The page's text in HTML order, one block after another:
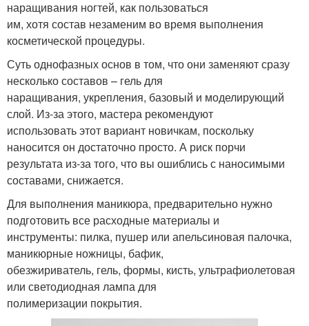
наращивания ногтей, как пользоваться
им, хотя состав незаменим во время выполнения
косметической процедуры.
Суть однофазных основ в том, что они заменяют сразу
несколько составов – гель для
наращивания, укрепления, базовый и моделирующий
слой. Из-за этого, мастера рекомендуют
использовать этот вариант новичкам, поскольку
наносится он достаточно просто. А риск порчи
результата из-за того, что вы ошиблись с наносимыми
составами, снижается.
Для выполнения маникюра, предварительно нужно
подготовить все расходные материалы и
инструменты: пилка, пушер или апельсиновая палочка,
маникюрные ножницы, бафик,
обезжириватель, гель, формы, кисть, ультрафиолетовая
или светодиодная лампа для
полимеризации покрытия.